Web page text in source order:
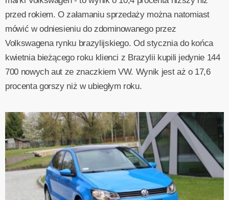
przed rokiem. O załamaniu sprzedaży można natomiast
mówić w odniesieniu do zdominowanego przez
Volkswagena rynku brazylijskiego. Od stycznia do końca
kwietnia bieżącego roku klienci z Brazylii kupili jedynie 144
700 nowych aut ze znaczkiem VW. Wynik jest aż o 17,6
procenta gorszy niż w ubiegłym roku.